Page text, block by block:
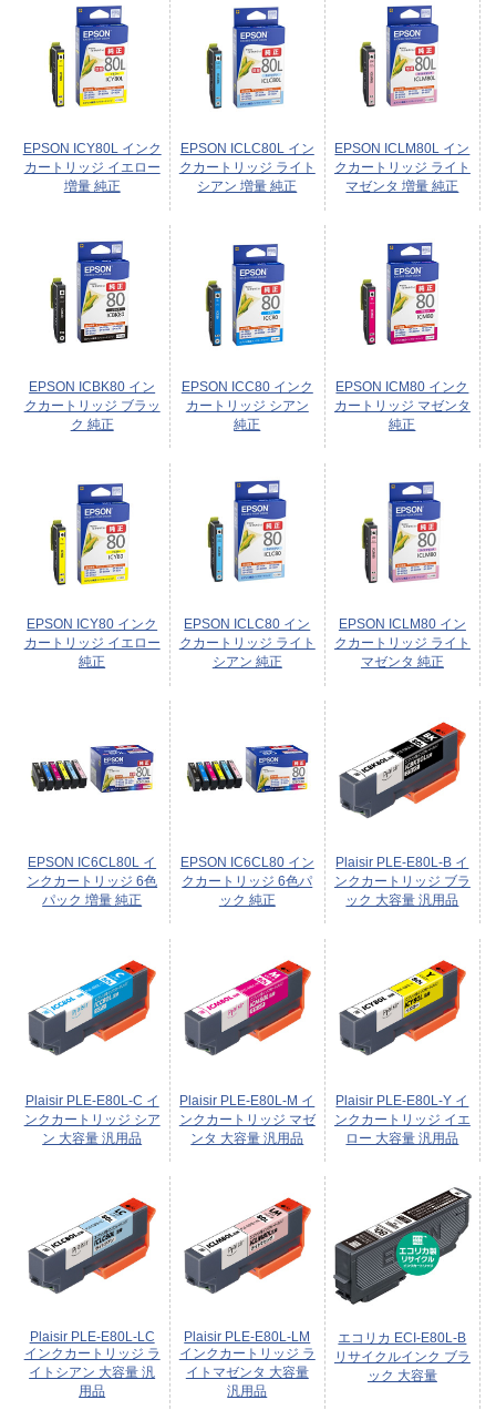
EPSON ICY80L インク
カートリッジ イエロー
増量 純正
EPSON ICLC80L イン
クカートリッジ ライト
シアン 増量 純正
EPSON ICLM80L イン
クカートリッジ ライト
マゼンタ 増量 純正
EPSON ICBK80 イン
クカートリッジ ブラッ
ク 純正
EPSON ICC80 インク
カートリッジ シアン
純正
EPSON ICM80 インク
カートリッジ マゼンタ
純正
EPSON ICY80 インク
カートリッジ イエロー
純正
EPSON ICLC80 イン
クカートリッジ ライト
シアン 純正
EPSON ICLM80 イン
クカートリッジ ライト
マゼンタ 純正
EPSON IC6CL80L イ
ンクカートリッジ 6色
パック 増量 純正
EPSON IC6CL80 イン
クカートリッジ 6色パ
ック 純正
Plaisir PLE-E80L-B イ
ンクカートリッジ ブラ
ック 大容量 汎用品
Plaisir PLE-E80L-C イ
ンクカートリッジ シア
ン 大容量 汎用品
Plaisir PLE-E80L-M イ
ンクカートリッジ マゼ
ンタ 大容量 汎用品
Plaisir PLE-E80L-Y イ
ンクカートリッジ イエ
ロー 大容量 汎用品
Plaisir PLE-E80L-LC
インクカートリッジ ラ
イトシアン 大容量 汎
用品
Plaisir PLE-E80L-LM
インクカートリッジ ラ
イトマゼンタ 大容量
汎用品
エコリカ ECI-E80L-B
リサイクルインク ブラ
ック 大容量